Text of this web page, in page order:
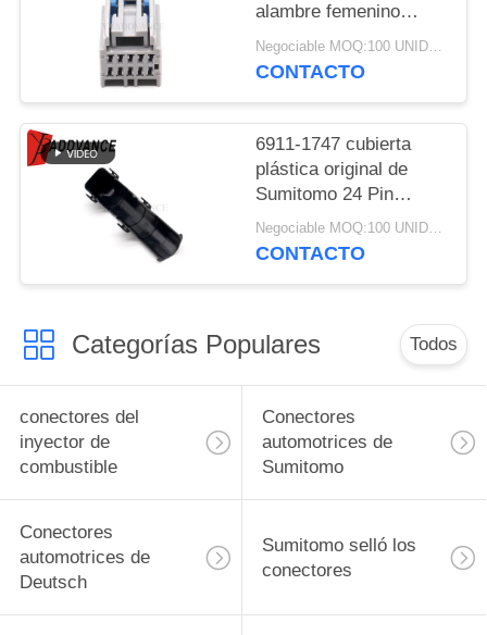
alambre femenino
automotriz 10 Pin
Connector del zócalo
Negociable MOQ:100 UNIDADES
CONTACTO
6911-1747 cubierta
plástica original de
Sumitomo 24 Pin
Heavy Duty Connector
Protective
Negociable MOQ:100 UNIDADES
CONTACTO
Categorías Populares Todos
conectores del
inyector de
combustible
Conectores
automotrices de
Sumitomo
Conectores
automotrices de
Deutsch
Sumitomo selló los
conectores